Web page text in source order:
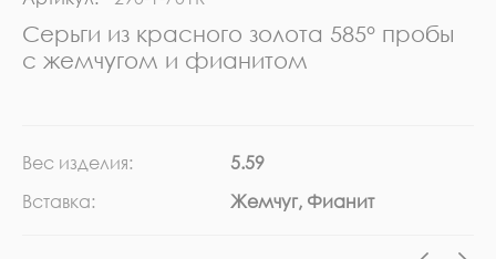
Серьги из красного золота 585° пробы
с жемчугом и фианитом
Вес изделия:
5.59
Вставка:
Жемчуг, Фианит